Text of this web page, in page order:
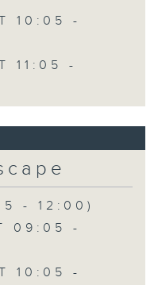
10:05 -
11:05 -
- 12:00)
09:05 -
10:05 -